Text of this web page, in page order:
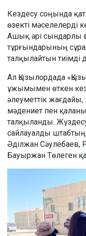
Кездесу соңында
өзекті мәселелерді
Ашық әрі сындарлы
тұрғындарының
талқылайтын тиімді
Ал Қызылордада
ұжымымен өткен
әлеуметтік жағдайы,
мәдениет пен
талқыланды.
сайлауалды штабтың
Әділжан
Бауыржан Төлеген